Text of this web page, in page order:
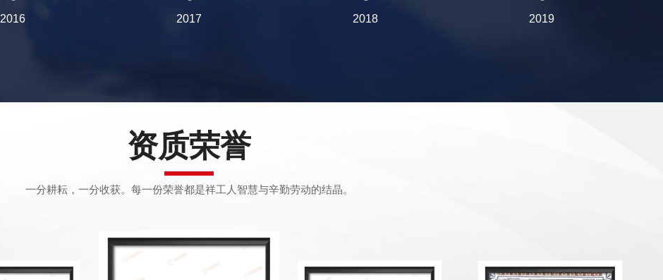
2016 2017 2018 2019
资质荣誉
一分耕耘，一分收获。每一份荣誉都是祥工人智慧与辛勤劳动的结晶。